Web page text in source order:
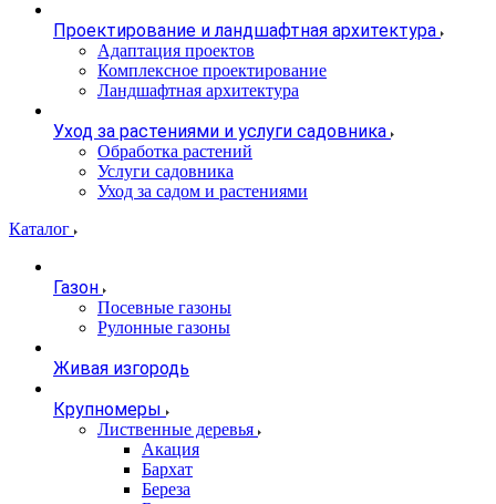
Проектирование и ландшафтная архитектура
Адаптация проектов
Комплексное проектирование
Ландшафтная архитектура
Уход за растениями и услуги садовника
Обработка растений
Услуги садовника
Уход за садом и растениями
Каталог
Газон
Посевные газоны
Рулонные газоны
Живая изгородь
Крупномеры
Лиственные деревья
Акация
Бархат
Береза